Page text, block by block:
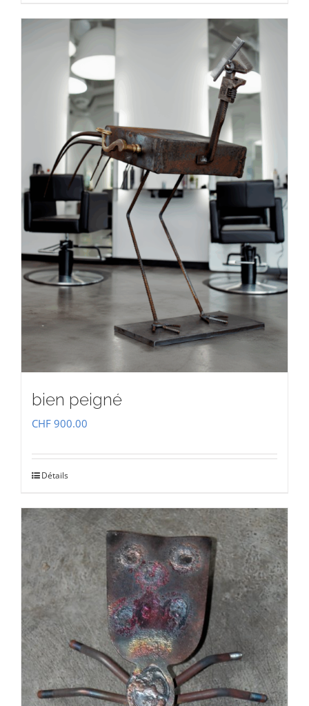
bien peigné
CHF 900.00
Détails